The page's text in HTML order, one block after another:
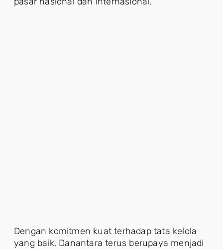
Dengan komitmen kuat terhadap tata kelola
yang baik, Danantara terus berupaya menjadi